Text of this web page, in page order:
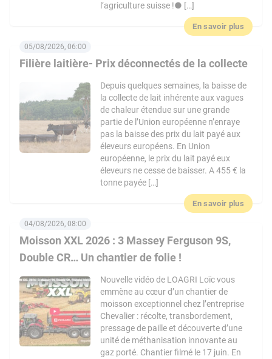
l’agriculture suisse !● […]
En savoir plus
Filière laitière- Prix déconnectés de la collecte
05/08/2026, 06:00
Depuis quelques semaines, la baisse de
la collecte de lait inhérente aux vagues
de chaleur étendue sur une grande
partie de l’Union européenne n’enraye
pas la baisse des prix du lait payé aux
éleveurs européens. En Union
européenne, le prix du lait payé eux
éleveurs ne cesse de baisser. A 455 € la
tonne payée […]
En savoir plus
Moisson XXL 2026 : 3 Massey Ferguson 9S,
Double CR… Un chantier de folie !
04/08/2026, 08:00
Nouvelle vidéo de LOAGRI Loïc vous
emmène au cœur d’un chantier de
moisson exceptionnel chez l’entreprise
Chevalier : récolte, transbordement,
pressage de paille et découverte d’une
unité de méthanisation innovante au
gaz porté. Chantier filmé le 17 juin. En